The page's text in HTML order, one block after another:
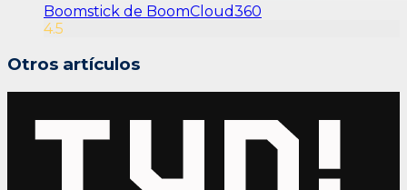
Boomstick de BoomCloud360
4.5
Otros artículos